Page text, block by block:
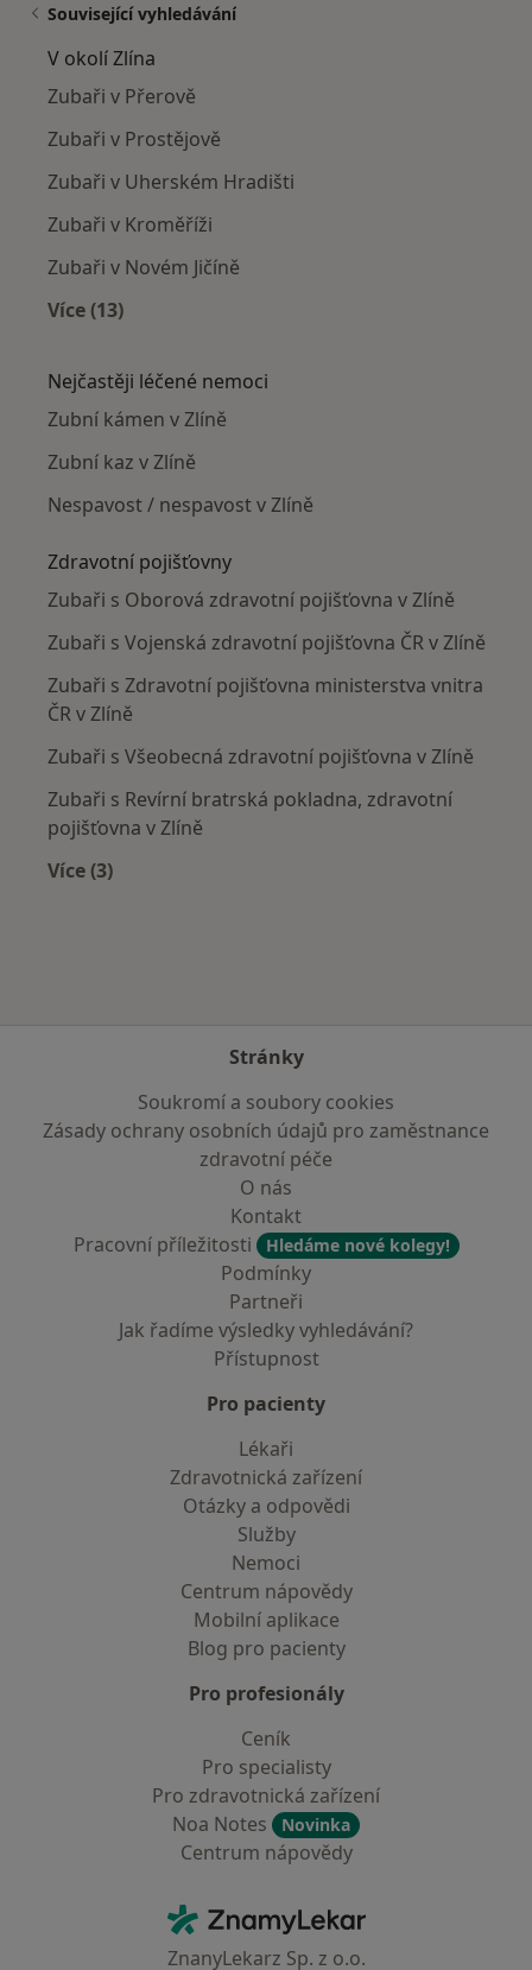
Související vyhledávání
V okolí Zlína
Zubaři v Přerově
Zubaři v Prostějově
Zubaři v Uherském Hradišti
Zubaři v Kroměříži
Zubaři v Novém Jičíně
Více (13)
Nejčastěji léčené nemoci
Zubní kámen v Zlíně
Zubní kaz v Zlíně
Nespavost / nespavost v Zlíně
Zdravotní pojišťovny
Zubaři s Oborová zdravotní pojišťovna v Zlíně
Zubaři s Vojenská zdravotní pojišťovna ČR v Zlíně
Zubaři s Zdravotní pojišťovna ministerstva vnitra
ČR v Zlíně
Zubaři s Všeobecná zdravotní pojišťovna v Zlíně
Zubaři s Revírní bratrská pokladna, zdravotní
pojišťovna v Zlíně
Více (3)
Stránky
Soukromí a soubory cookies
Zásady ochrany osobních údajů pro zaměstnance
zdravotní péče
O nás
Kontakt
Pracovní příležitosti
Hledáme nové kolegy!
Podmínky
Partneři
Jak řadíme výsledky vyhledávání?
Přístupnost
Pro pacienty
Lékaři
Zdravotnická zařízení
Otázky a odpovědi
Služby
Nemoci
Centrum nápovědy
Mobilní aplikace
Blog pro pacienty
Pro profesionály
Ceník
Pro specialisty
Pro zdravotnická zařízení
Noa Notes
Novinka
Centrum nápovědy
ZnamyLekar - Hlavní stránka
ZnanyLekarz Sp. z o.o.